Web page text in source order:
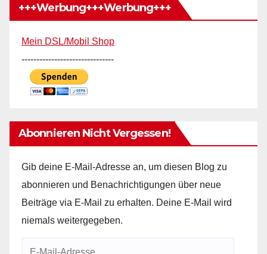
+++Werbung+++Werbung+++
Mein DSL/Mobil Shop
-------------------------------
Abonnieren Nicht Vergessen!
Gib deine E-Mail-Adresse an, um diesen Blog zu
abonnieren und Benachrichtigungen über neue
Beiträge via E-Mail zu erhalten. Deine E-Mail wird
niemals weitergegeben.